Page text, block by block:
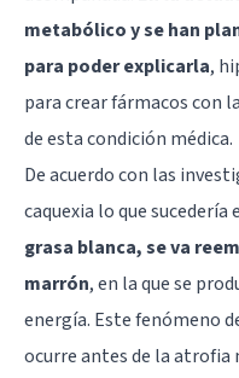
metabólico y se han
para poder explicarla,
para crear fármacos con
de esta condición médica.
De acuerdo con las
caquexia lo que sucedería
grasa blanca, se va
marrón, en la que se
energía. Este fenómeno
ocurre antes de la atrofia